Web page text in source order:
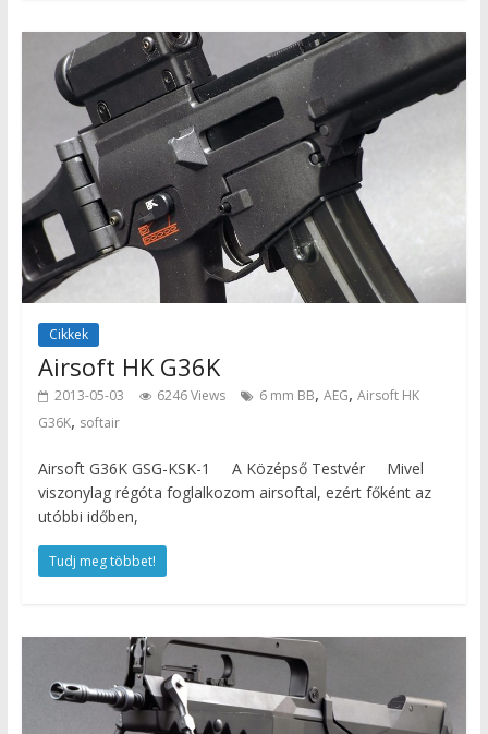
Cikkek
Airsoft HK G36K
2013-05-03 6246 Views 6 mm BB, AEG, Airsoft HK
G36K, softair
Airsoft G36K GSG-KSK-1 A Középső Testvér Mivel
viszonylag régóta foglalkozom airsoftal, ezért főként az
utóbbi időben,
Tudj meg többet!